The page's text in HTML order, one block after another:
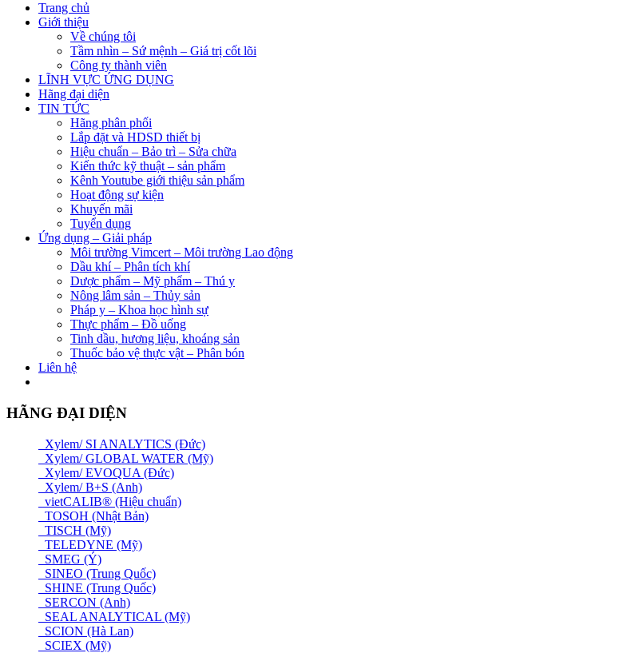
Trang chủ
Giới thiệu
Về chúng tôi
Tầm nhìn – Sứ mệnh – Giá trị cốt lõi
Công ty thành viên
LĨNH VỰC ỨNG DỤNG
Hãng đại diện
TIN TỨC
Hãng phân phối
Lắp đặt và HDSD thiết bị
Hiệu chuẩn – Bảo trì – Sửa chữa
Kiến thức kỹ thuật – sản phẩm
Kênh Youtube giới thiệu sản phẩm
Hoạt động sự kiện
Khuyến mãi
Tuyển dụng
Ứng dụng – Giải pháp
Môi trường Vimcert – Môi trường Lao động
Dầu khí – Phân tích khí
Dược phẩm – Mỹ phẩm – Thú y
Nông lâm sản – Thủy sản
Pháp y – Khoa học hình sự
Thực phẩm – Đồ uống
Tinh dầu, hương liệu, khoáng sản
Thuốc bảo vệ thực vật – Phân bón
Liên hệ
HÃNG ĐẠI DIỆN
Xylem/ SI ANALYTICS (Đức)
Xylem/ GLOBAL WATER (Mỹ)
Xylem/ EVOQUA (Đức)
Xylem/ B+S (Anh)
vietCALIB® (Hiệu chuẩn)
TOSOH (Nhật Bản)
TISCH (Mỹ)
TELEDYNE (Mỹ)
SMEG (Ý)
SINEO (Trung Quốc)
SHINE (Trung Quốc)
SERCON (Anh)
SEAL ANALYTICAL (Mỹ)
SCION (Hà Lan)
SCIEX (Mỹ)